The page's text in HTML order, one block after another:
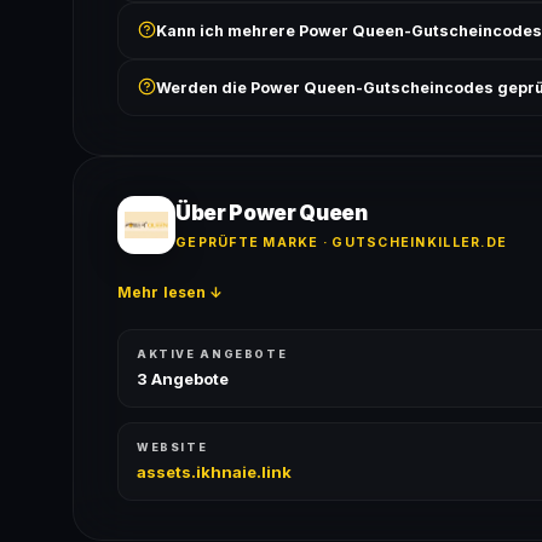
Bedingungen findest du unter „Details".
Kann ich mehrere Power Queen-
ausgeschlossen, sofern die Angebotsbedingungen
Werden die Power Queen-Gutscheincodes
Über Power Queen
GEPRÜFTE MARKE · GUTSCHEINKILLER.DE
Mehr lesen ↓
AKTIVE ANGEBOTE
3 Angebote
WEBSITE
assets.ikhnaie.link